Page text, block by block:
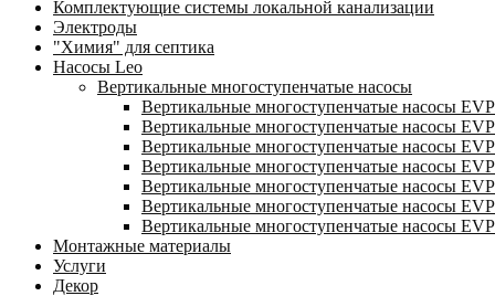
Комплектующие системы локальной канализации
Электроды
"Химия" для септика
Насосы Leo
Вертикальные многоступенчатые насосы
Вертикальные многоступенчатые насосы
Вертикальные многоступенчатые насосы
Вертикальные многоступенчатые насосы
Вертикальные многоступенчатые насосы
Вертикальные многоступенчатые насосы
Вертикальные многоступенчатые насосы
Вертикальные многоступенчатые насосы
Монтажные материалы
Услуги
Декор